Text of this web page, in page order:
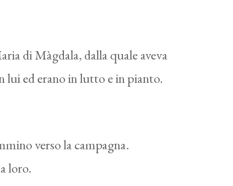
di Màgdala, dalla quale aveva
lui ed erano in lutto e in pianto.
verso la campagna.
loro.